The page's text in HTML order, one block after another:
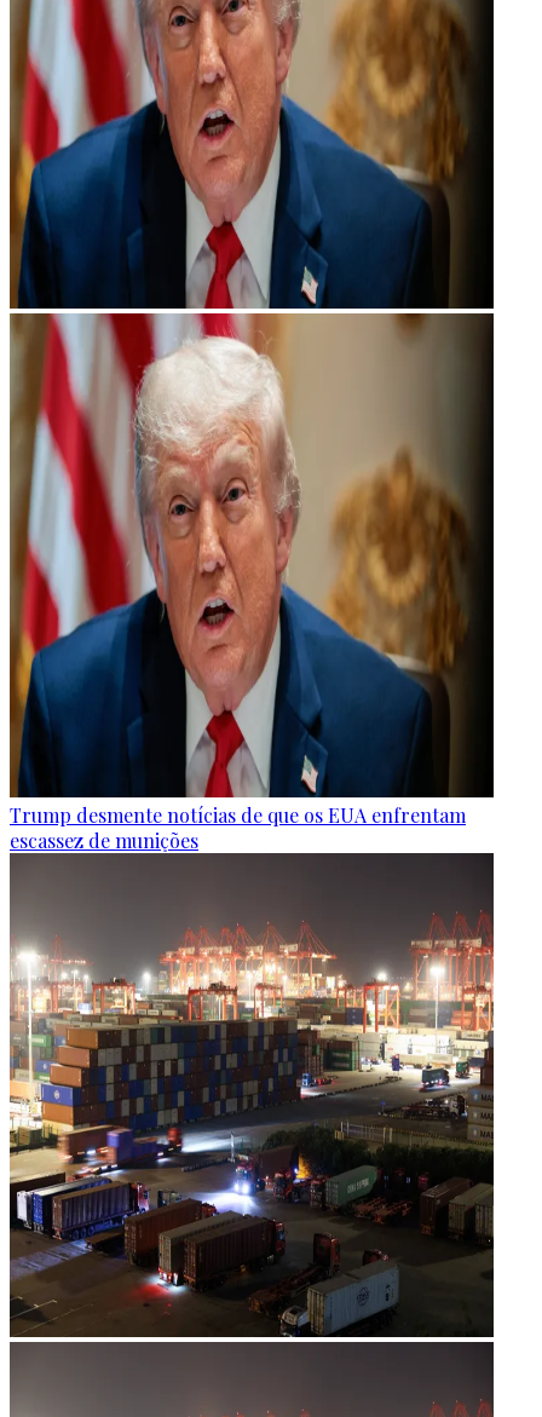
Trump desmente notícias de que os EUA enfrentam
escassez de munições